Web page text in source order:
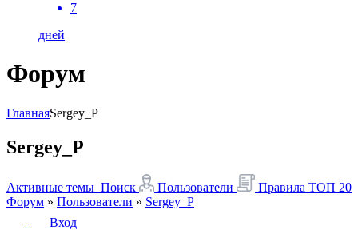
7
дней
Форум
ГлавнаяSergey_P
Sergey_P
Активные темы Поиск Пользователи Правила ТОП 20
Форум » Пользователи » Sergey_P
Вход